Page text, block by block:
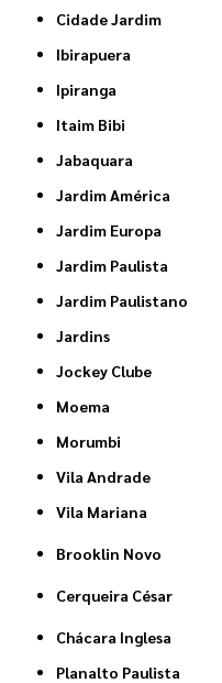
Cidade Jardim
Ibirapuera
Ipiranga
Itaim Bibi
Jabaquara
Jardim América
Jardim Europa
Jardim Paulista
Jardim Paulistano
Jardins
Jockey Clube
Moema
Morumbi
Vila Andrade
Vila Mariana
Brooklin Novo
Cerqueira César
Chácara Inglesa
Planalto Paulista